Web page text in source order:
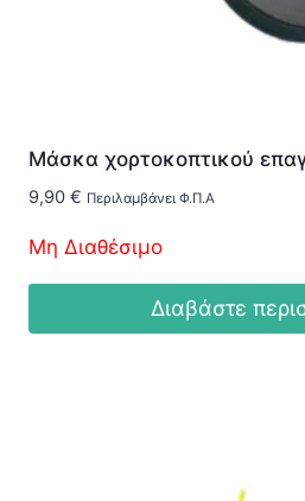
Μάσκα χορτοκοπτικού
9,90 € Περιλαμβάνει Φ.Π.Α
Μη Διαθέσιμο
Διαβάστε